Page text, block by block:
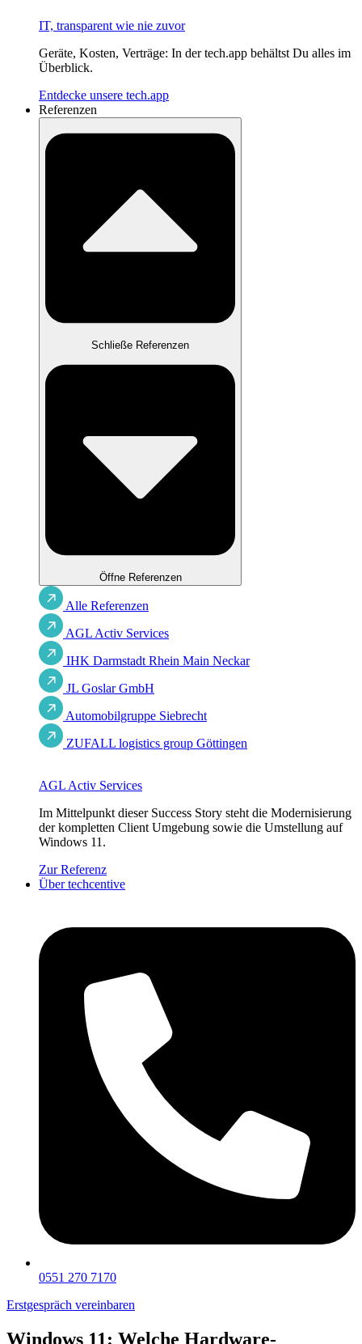
IT, transparent wie nie zuvor
Geräte, Kosten, Verträge: In der tech.app behältst Du alles im
Überblick.
Entdecke unsere tech.app
Referenzen
Schließe Referenzen
Öffne Referenzen
Alle Referenzen
AGL Activ Services
IHK Darmstadt Rhein Main Neckar
JL Goslar GmbH
Automobilgruppe Siebrecht
ZUFALL logistics group Göttingen
AGL Activ Services
Im Mittelpunkt dieser Success Story steht die Modernisierung
der kompletten Client Umgebung sowie die Umstellung auf
Windows 11.
Zur Referenz
Über techcentive
0551 270 7170
Erstgespräch vereinbaren
Windows 11: Welche Hardware-